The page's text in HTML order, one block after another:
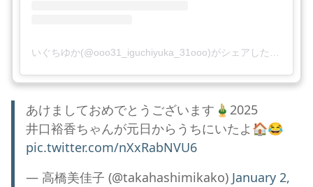
あけましておめでとうございます🎍2025
井口裕香ちゃんが元日からうちにいたよ🏠😂
pic.twitter.com/nXxRabNVU6
— 高橋美佳子 (@takahashimikako) January 2,